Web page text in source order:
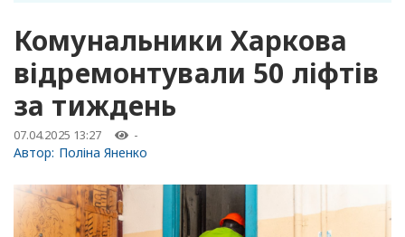
Комунальники Харкова
відремонтували 50 ліфтів
за тиждень
07.04.2025 13:27 -
Автор: Поліна Яненко